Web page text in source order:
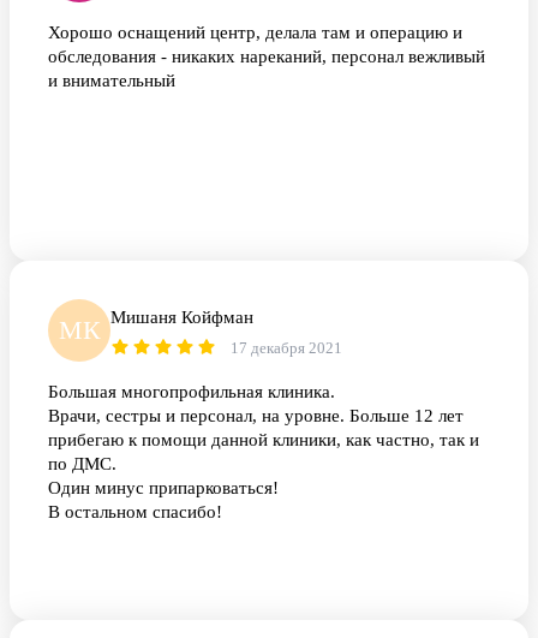
Хорошо оснащений центр, делала там и операцию и
обследования - никаких нареканий, персонал вежливый
и внимательный
МК Мишаня Койфман
17 декабря 2021
Большая многопрофильная клиника.
Врачи, сестры и персонал, на уровне. Больше 12 лет
прибегаю к помощи данной клиники, как частно, так и
по ДМС.
Один минус припарковаться!
В остальном спасибо!